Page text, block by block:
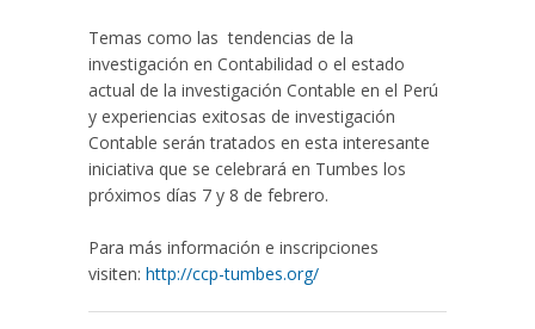
Temas como las tendencias de la
investigación en Contabilidad o el estado
actual de la investigación Contable en el Perú
y experiencias exitosas de investigación
Contable serán tratados en esta interesante
iniciativa que se celebrará en Tumbes los
próximos días 7 y 8 de febrero.
Para más información e inscripciones
visiten: http://ccp-tumbes.org/